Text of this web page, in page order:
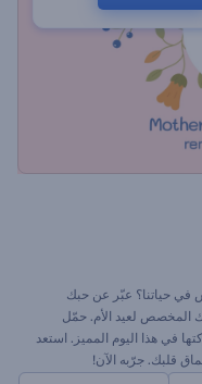
في حياتنا؟ عبّر عن حبك
المخصص لعيد الأم. حمّل
في هذا اليوم المميز. استعد
قلبك. جرّبه الآن!